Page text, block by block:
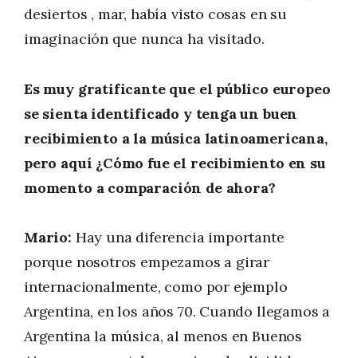
desiertos , mar, había visto cosas en su
imaginación que nunca ha visitado.
Es muy gratificante que el público europeo
se sienta identificado y tenga un buen
recibimiento a la música latinoamericana,
pero aquí ¿Cómo fue el recibimiento en su
momento a comparación de ahora?
Mario: Hay una diferencia importante
porque nosotros empezamos a girar
internacionalmente, como por ejemplo
Argentina, en los años 70. Cuando llegamos a
Argentina la música, al menos en Buenos